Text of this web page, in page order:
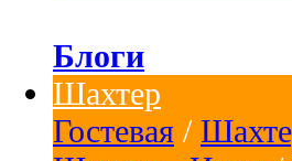
Блоги
Шахтер
Гостевая /